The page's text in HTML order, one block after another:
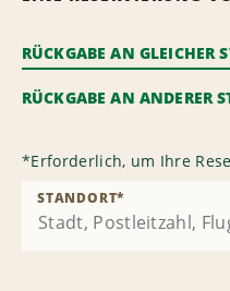
RÜCKGABE AN GLEICHER
RÜCKGABE AN ANDERER
*Erforderlich, um Ihre
STANDORT*